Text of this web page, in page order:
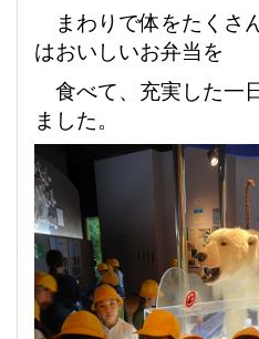
まわりで体をたくさ
はおいしいお弁当を
食べて、充実した一
ました。